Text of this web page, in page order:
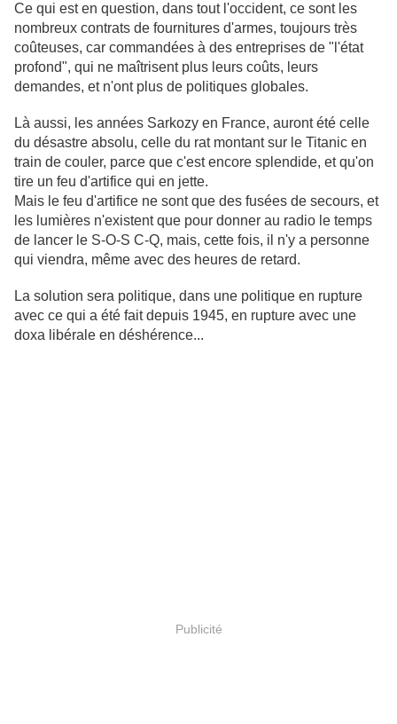
Ce qui est en question, dans tout l'occident, ce sont les
nombreux contrats de fournitures d'armes, toujours très
coûteuses, car commandées à des entreprises de "l'état
profond", qui ne maîtrisent plus leurs coûts, leurs
demandes, et n'ont plus de politiques globales.
Là aussi, les années Sarkozy en France, auront été celle
du désastre absolu, celle du rat montant sur le Titanic en
train de couler, parce que c'est encore splendide, et qu'on
tire un feu d'artifice qui en jette.
Mais le feu d'artifice ne sont que des fusées de secours, et
les lumières n'existent que pour donner au radio le temps
de lancer le S-O-S C-Q, mais, cette fois, il n'y a personne
qui viendra, même avec des heures de retard.
La solution sera politique, dans une politique en rupture
avec ce qui a été fait depuis 1945, en rupture avec une
doxa libérale en déshérence...
Publicité